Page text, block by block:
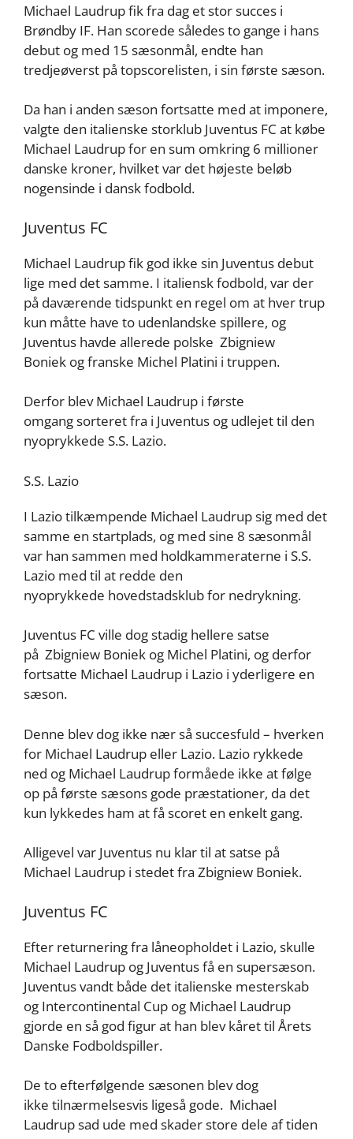
Michael Laudrup fik fra dag et stor succes i
Brøndby IF. Han scorede således to gange i hans
debut og med 15 sæsonmål, endte han
tredjeøverst på topscorelisten, i sin første sæson.
Da han i anden sæson fortsatte med at imponere,
valgte den italienske storklub Juventus FC at købe
Michael Laudrup for en sum omkring 6 millioner
danske kroner, hvilket var det højeste beløb
nogensinde i dansk fodbold.
Juventus FC
Michael Laudrup fik god ikke sin Juventus debut
lige med det samme. I italiensk fodbold, var der
på daværende tidspunkt en regel om at hver trup
kun måtte have to udenlandske spillere, og
Juventus havde allerede polske Zbigniew
Boniek og franske Michel Platini i truppen.
Derfor blev Michael Laudrup i første
omgang sorteret fra i Juventus og udlejet til den
nyoprykkede S.S. Lazio.
S.S. Lazio
I Lazio tilkæmpende Michael Laudrup sig med det
samme en startplads, og med sine 8 sæsonmål
var han sammen med holdkammeraterne i S.S.
Lazio med til at redde den
nyoprykkede hovedstadsklub for nedrykning.
Juventus FC ville dog stadig hellere satse
på Zbigniew Boniek og Michel Platini, og derfor
fortsatte Michael Laudrup i Lazio i yderligere en
sæson.
Denne blev dog ikke nær så succesfuld – hverken
for Michael Laudrup eller Lazio. Lazio rykkede
ned og Michael Laudrup formåede ikke at følge
op på første sæsons gode præstationer, da det
kun lykkedes ham at få scoret en enkelt gang.
Alligevel var Juventus nu klar til at satse på
Michael Laudrup i stedet fra Zbigniew Boniek.
Juventus FC
Efter returnering fra låneopholdet i Lazio, skulle
Michael Laudrup og Juventus få en supersæson.
Juventus vandt både det italienske mesterskab
og Intercontinental Cup og Michael Laudrup
gjorde en så god figur at han blev kåret til Årets
Danske Fodboldspiller.
De to efterfølgende sæsonen blev dog
ikke tilnærmelsesvis ligeså gode. Michael
Laudrup sad ude med skader store dele af tiden